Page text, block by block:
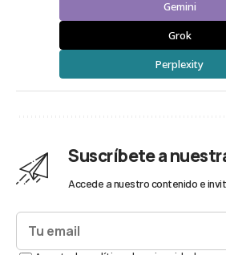
Gemini
Grok
Perplexity
Suscríbete a
Accede a nuestro contenido e